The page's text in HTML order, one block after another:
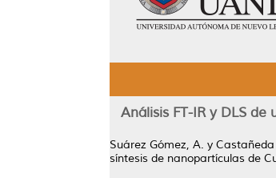
Análisis FT-IR y DLS
Suárez Gómez, A. y Castañeda
síntesis de nanopartículas de